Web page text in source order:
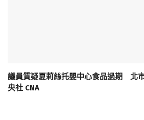
議員質疑夏莉絲托嬰中心食品過期 北
央社 CNA